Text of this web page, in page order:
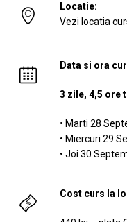
Locatie:
Vezi locatia
Data si ora
3 zile, 4,5 ore
• Marti 28
• Miercuri 29
• Joi 30
Cost curs la